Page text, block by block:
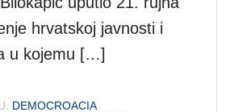
hrvatskoj javnosti i
u kojemu […]
DEMOCROACIA